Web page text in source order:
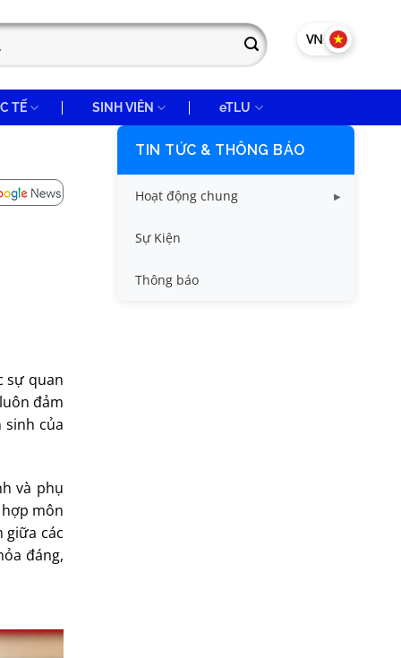
VN EN
TẾ SINH VIÊN eTLU
sự quan
đảm
của
và phụ
môn
giữa các
đáng,
TIN TỨC & THÔNG BÁO
Hoạt động chung
Tin công tác sinh viên
Tin đào tạo
Sự Kiện
Thông báo